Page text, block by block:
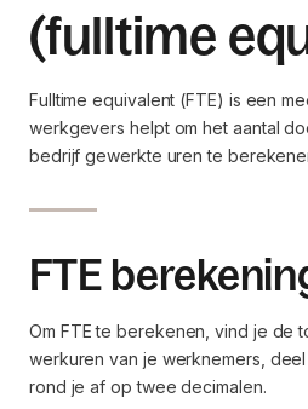
(fulltime
Fulltime equivalent (FTE) is een
werkgevers helpt om het aantal
bedrijf gewerkte uren te
FTE
Om FTE te berekenen, vind je de
werkuren van je werknemers,
rond je af op twee decimalen.